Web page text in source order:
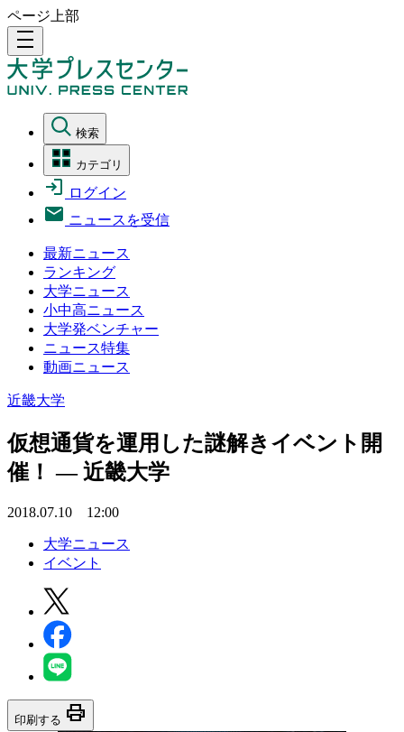
ページ上部
density_medium
検索
カテゴリ
ログイン
ニュースを受信
最新ニュース
ランキング
大学ニュース
小中高ニュース
大学発ベンチャー
ニュース特集
動画ニュース
近畿大学
仮想通貨を運用した謎解きイベント開
催！ — 近畿大学
2018.07.10 12:00
大学ニュース
イベント
印刷する print